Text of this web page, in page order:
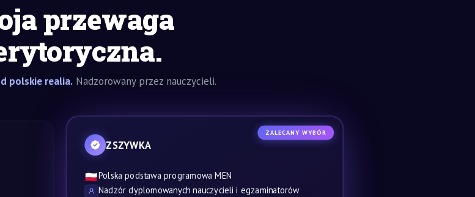
przewaga
polskie realia.Nadzorowany przez nauczycieli.
ZALECANY WYBÓR
ZSZYWKA
🇵🇱Polska podstawa programowa MEN
Nadzór dyplomowanych nauczycieli i egzaminatorów